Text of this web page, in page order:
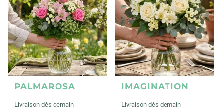
PALMAROSA
Livraison dès demain
IMAGINATION
Livraison dès demain